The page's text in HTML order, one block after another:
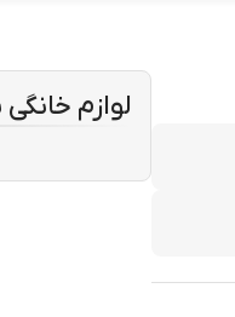
لوازم